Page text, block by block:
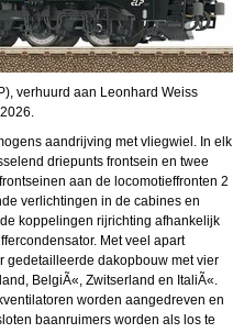
verhuurd aan Leonhard Weiss
aandrijving met vliegwiel. In elk
driepunts frontsein en twee
aan de locomotieffronten 2
verlichtingen in de cabines en
koppelingen rijrichting afhankelijk
Met veel apart
gedetailleerde dakopbouw met vier
BelgiÃ«, Zwitserland en ItaliÃ«.
worden aangedreven en
baanruimers worden als los te